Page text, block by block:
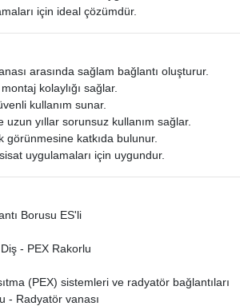
için ideal çözümdür.
arasında sağlam bağlantı oluşturur.
kolaylığı sağlar.
kullanım sunar.
uzun yıllar sorunsuz kullanım sağlar.
görünmesine katkıda bulunur.
uygulamaları için uygundur.
Borusu ES'li
- PEX Rakorlu
(PEX) sistemleri ve radyatör bağlantıları
- Radyatör vanası